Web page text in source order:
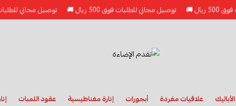
توصيل مجاني للطلبات فوق 500 ريال 🚚 توصيل مجاني للطلبات فوق 500 ريال 🚚
علاقيات مفردة أبجورات إنارة مغناطيسية عقود اللمبات